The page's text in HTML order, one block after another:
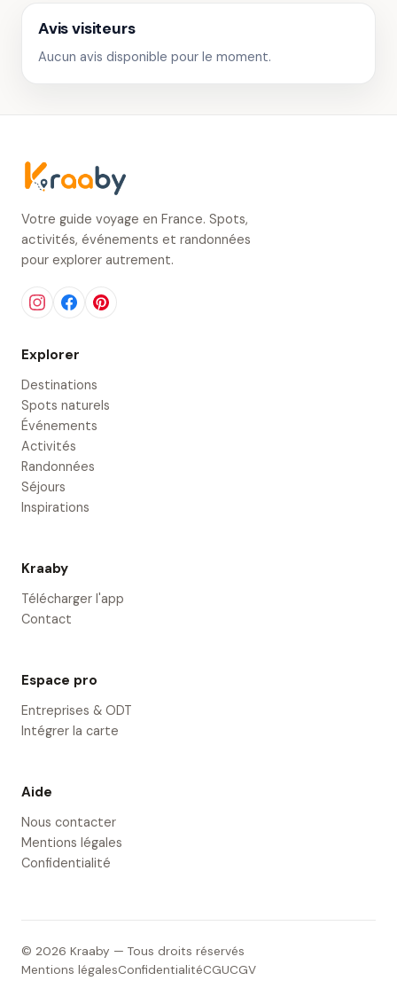
Avis visiteurs
Aucun avis disponible pour le moment.
Votre guide voyage en France. Spots,
activités, événements et randonnées
pour explorer autrement.
Explorer
Destinations
Spots naturels
Événements
Activités
Randonnées
Séjours
Inspirations
Kraaby
Télécharger l'app
Contact
Espace pro
Entreprises & ODT
Intégrer la carte
Aide
Nous contacter
Mentions légales
Confidentialité
© 2026 Kraaby — Tous droits réservés
Mentions légalesConfidentialitéCGUCGV